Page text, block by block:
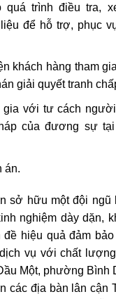
quá trình điều tra,
để hỗ trợ, phục
khách hàng tham
giải quyết tranh
gia với tư cách
của đương sự tại
án.
sở hữu một đội ngũ
nghiệm dày dặn,
đề hiệu quả đảm
vụ với chất
Một, phường Bình
các địa bàn lân cận